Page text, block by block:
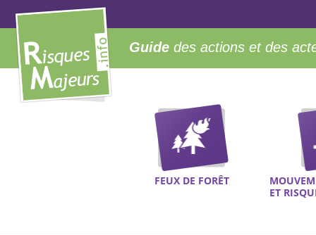
Guide des actions et des
FEUX DE FORÊT
ET